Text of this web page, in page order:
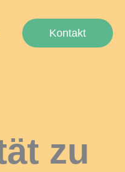
Kontakt
zu